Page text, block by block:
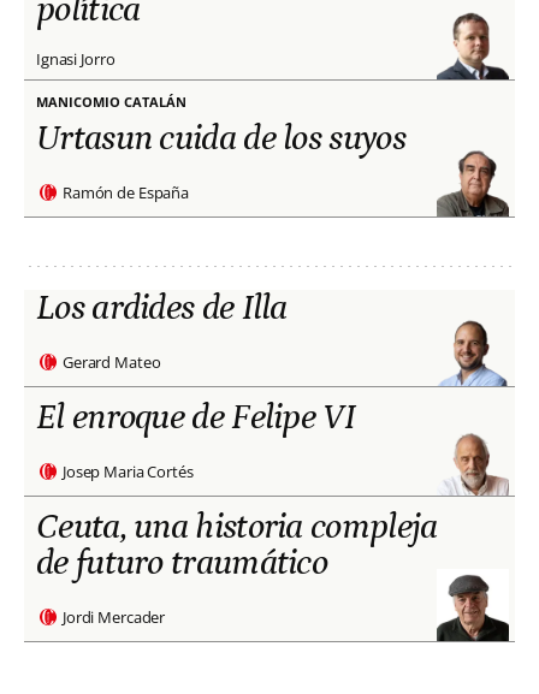
política
Ignasi Jorro
MANICOMIO CATALÁN
Urtasun cuida de los suyos
Ramón de España
Los ardides de Illa
Gerard Mateo
El enroque de Felipe VI
Josep Maria Cortés
Ceuta, una historia compleja
de futuro traumático
Jordi Mercader